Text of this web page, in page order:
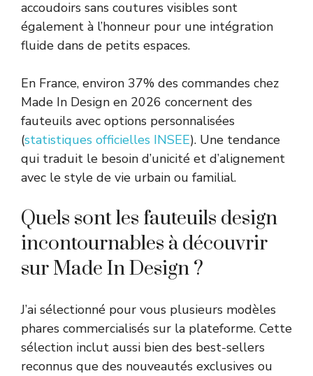
accoudoirs sans coutures visibles sont
également à l’honneur pour une intégration
fluide dans de petits espaces.
En France, environ 37% des commandes chez
Made In Design en 2026 concernent des
fauteuils avec options personnalisées
(statistiques officielles INSEE). Une tendance
qui traduit le besoin d’unicité et d’alignement
avec le style de vie urbain ou familial.
Quels sont les fauteuils design
incontournables à découvrir
sur Made In Design ?
J’ai sélectionné pour vous plusieurs modèles
phares commercialisés sur la plateforme. Cette
sélection inclut aussi bien des best-sellers
reconnus que des nouveautés exclusives ou